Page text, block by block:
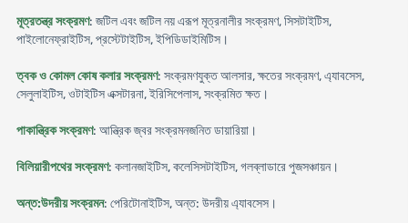
মূত্রতন্ত্র সংক্রমণ: জটিল এবং জটিল নয় এরূপ মূত্রনালীর সংক্রমণ, সিসটাইটিস,
পাইলোনেফ্রাইটিস, প্রস্টেটাইটিস, ইপিডিডাইমিটিস।
ত্বক ও কোমল কোষ কলার সংক্রমণ: সংক্রমণযুক্ত আলসার, ক্ষতের সংক্রমণ, এ্যাবসেস,
সেলুলাইটিস, ওটাইটিস এক্সটারনা, ইরিসিপেলাস, সংক্রমিত ক্ষত।
পাকান্ত্রিক সংক্রমণ: আন্ত্রিক জ্বর সংক্রমনজনিত ডায়ারিয়া।
বিলিয়ারীপথের সংক্রমণ: কলানজাইটিস, কলেসিসটাইটিস, গলব্লাডারে পুজসঞ্চায়ন।
অন্ত:উদরীয় সংক্রমন: পেরিটোনাইটিস, অন্ত: উদরীয় এ্যাবসেস।